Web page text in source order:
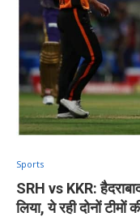
Sports
SRH vs KKR:
लिया, ये रही दोनों